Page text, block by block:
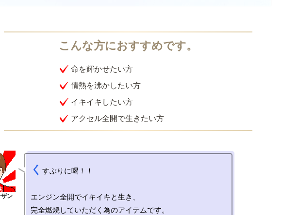
命を輝かせたい方
情熱を沸かしたい方
イキイキしたい方
アクセル全開で生きたい方
く すぶりに喝！！
エンジン全開でイキイキと生き、
完全燃焼していただく為のアイテムです。